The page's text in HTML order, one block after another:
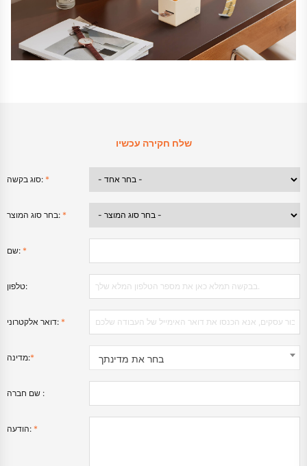
שלח חקירה עכשיו
סוג בקשה: *
בחר סוג המוצר: *
שם: *
טלפון:
דואר אלקטרוני: *
מדינה:* בחר את מדינתך
שם חברה :
הודעה: *